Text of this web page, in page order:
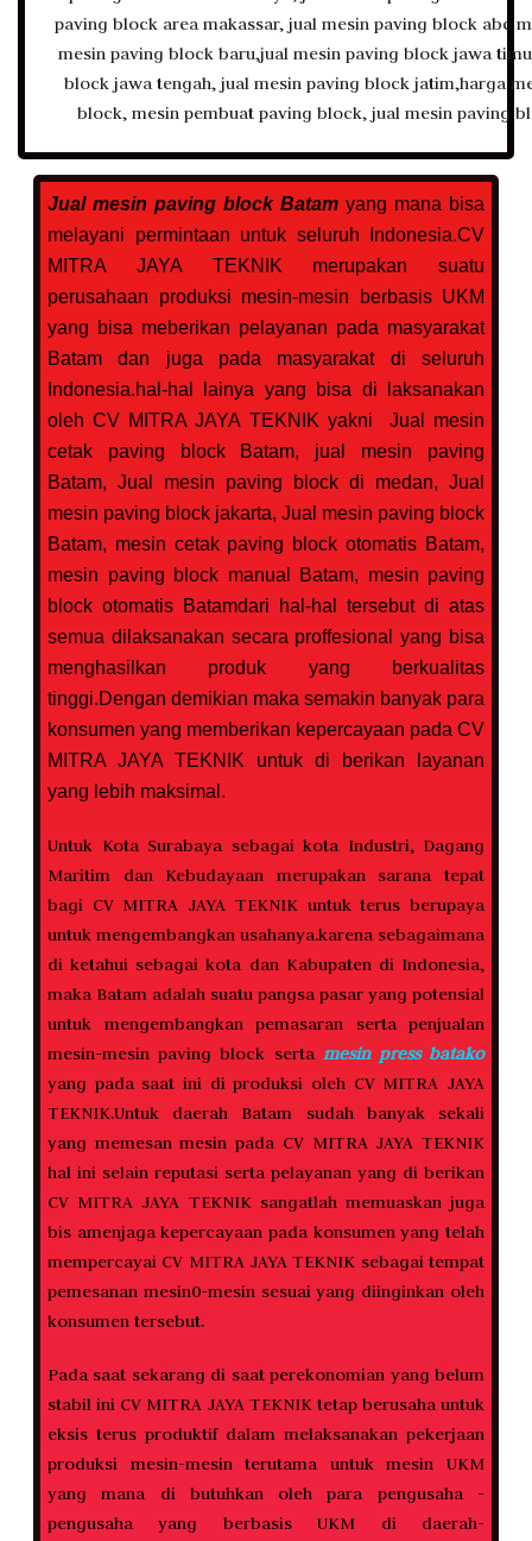
Jual mesin paving block Batam yang mana bisa
melayani permintaan untuk seluruh Indonesia.CV
MITRA JAYA TEKNIK merupakan suatu
perusahaan produksi mesin-mesin berbasis UKM
yang bisa meberikan pelayanan pada masyarakat
Batam dan juga pada masyarakat di seluruh
Indonesia.hal-hal lainya yang bisa di laksanakan
oleh CV MITRA JAYA TEKNIK yakni Jual mesin
cetak paving block Batam, jual mesin paving
Batam, Jual mesin paving block di medan, Jual
mesin paving block jakarta, Jual mesin paving block
Batam, mesin cetak paving block otomatis Batam,
mesin paving block manual Batam, mesin paving
block otomatis Batamdari hal-hal tersebut di atas
semua dilaksanakan secara proffesional yang bisa
menghasilkan produk yang berkualitas
tinggi.Dengan demikian maka semakin banyak para
konsumen yang memberikan kepercayaan pada CV
MITRA JAYA TEKNIK untuk di berikan layanan
yang lebih maksimal.
Untuk Kota Surabaya sebagai kota Industri, Dagang
Maritim dan Kebudayaan merupakan sarana tepat
bagi CV MITRA JAYA TEKNIK untuk terus berupaya
untuk mengembangkan usahanya.karena sebagaimana
di ketahui sebagai kota dan Kabupaten di Indonesia,
maka Batam adalah suatu pangsa pasar yang potensial
untuk mengembangkan pemasaran serta penjualan
mesin-mesin paving block serta mesin press batako
yang pada saat ini di produksi oleh CV MITRA JAYA
TEKNIK.Untuk daerah Batam sudah banyak sekali
yang memesan mesin pada CV MITRA JAYA TEKNIK
hal ini selain reputasi serta pelayanan yang di berikan
CV MITRA JAYA TEKNIK sangatlah memuaskan juga
bis amenjaga kepercayaan pada konsumen yang telah
mempercayai CV MITRA JAYA TEKNIK sebagai tempat
pemesanan mesin0-mesin sesuai yang diinginkan oleh
konsumen tersebut.
Pada saat sekarang di saat perekonomian yang belum
stabil ini CV MITRA JAYA TEKNIK tetap berusaha untuk
eksis terus produktif dalam melaksanakan pekerjaan
produksi mesin-mesin terutama untuk mesin UKM
yang mana di butuhkan oleh para pengusaha -
pengusaha yang berbasis UKM di daerah-